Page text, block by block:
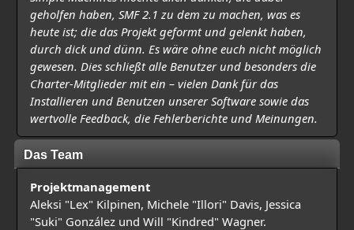
geholfen haben, SMF 2.1 zu dem zu machen, was es
heute ist; die das Projekt geformt und gelenkt haben,
durch dick und dünn. Es wäre ohne euch nicht möglich
gewesen. Dies schließt alle Benutzer und besonders die
Charter-Mitglieder mit ein – vielen Dank für das
Installieren und Benutzen unserer Software sowie das
wertvolle Feedback, die Fehlerberichte und Meinungen.
Das Team
Projektmanagement
Aleksi "Lex" Kilpinen, Michele "Illori" Davis, Jessica
"Suki" González und Will "Kindred" Wagner.